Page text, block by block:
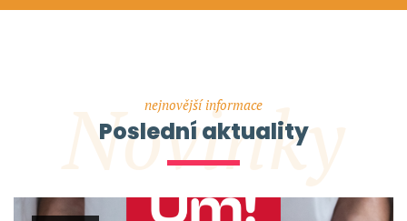
Novinky
nejnovější informace
Poslední aktuality